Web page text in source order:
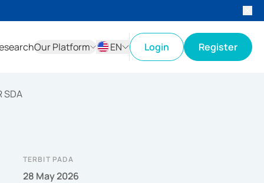
Our Platform
EN
Login Register
SDA
TERBIT PADA
28 May 2026